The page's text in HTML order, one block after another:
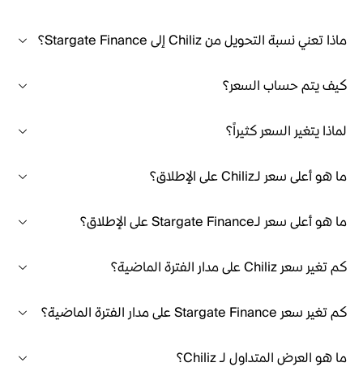
ماذا تعني نسبة التحويل من Chiliz إلى Stargate Finance؟
كيف يتم حساب السعر؟
لماذا يتغير السعر كثيراً؟
ما هو أعلى سعر لـChiliz على الإطلاق؟
ما هو أعلى سعر لـStargate Finance على الإطلاق؟
كم تغير سعر Chiliz على مدار الفترة الماضية؟
كم تغير سعر Stargate Finance على مدار الفترة الماضية؟
ما هو العرض المتداول لـ Chiliz؟